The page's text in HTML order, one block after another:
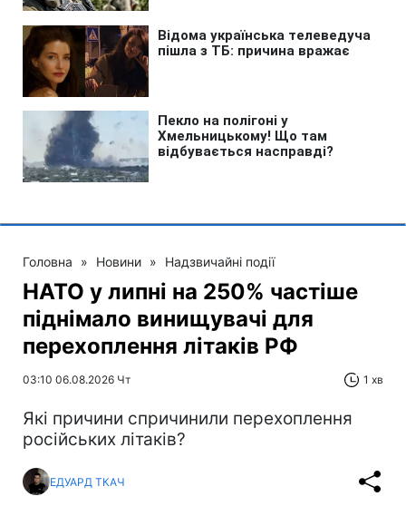
Головна » Новини » Надзвичайні події
НАТО у липні на 250% частіше
піднімало винищувачі для
перехоплення літаків РФ
03:10 06.08.2026 Чт 1 хв
Які причини спричинили перехоплення
російських літаків?
ЕДУАРД ТКАЧ